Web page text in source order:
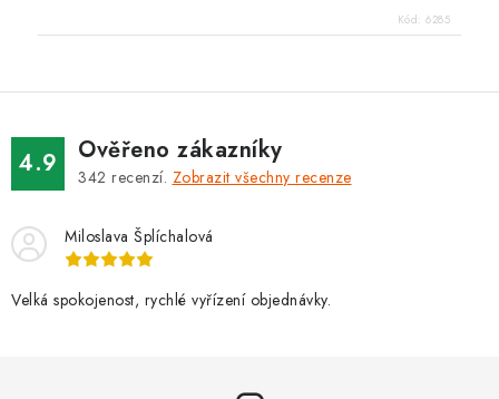
Kód: 6285
4.9 Ověřeno zákazníky
342 recenzí. Zobrazit všechny recenze
Miloslava Šplíchalová
Velká spokojenost, rychlé vyřízení objednávky.